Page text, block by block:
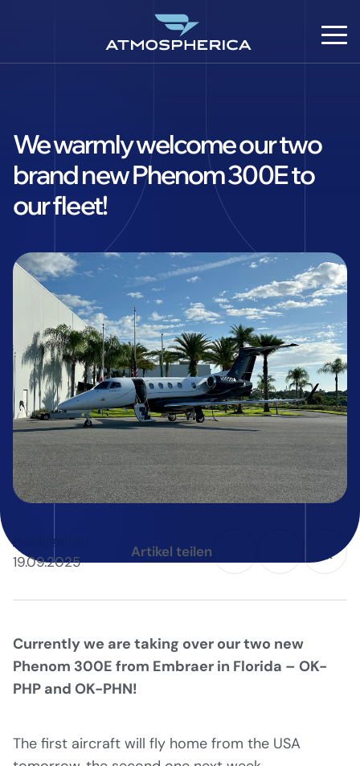
We warmly welcome our two
brand new Phenom 300E to
our fleet!
Neuigkeiten
19.09.2025
Artikel teilen
Currently we are taking over our two new
Phenom 300E from Embraer in Florida – OK-
PHP and OK-PHN!
The first aircraft will fly home from the USA